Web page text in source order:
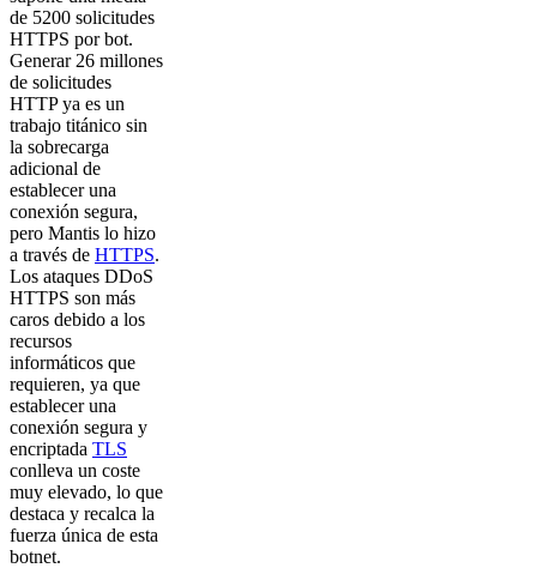
de 5200 solicitudes
HTTPS por bot.
Generar 26 millones
de solicitudes
HTTP ya es un
trabajo titánico sin
la sobrecarga
adicional de
establecer una
conexión segura,
pero Mantis lo hizo
a través de HTTPS.
Los ataques DDoS
HTTPS son más
caros debido a los
recursos
informáticos que
requieren, ya que
establecer una
conexión segura y
encriptada TLS
conlleva un coste
muy elevado, lo que
destaca y recalca la
fuerza única de esta
botnet.